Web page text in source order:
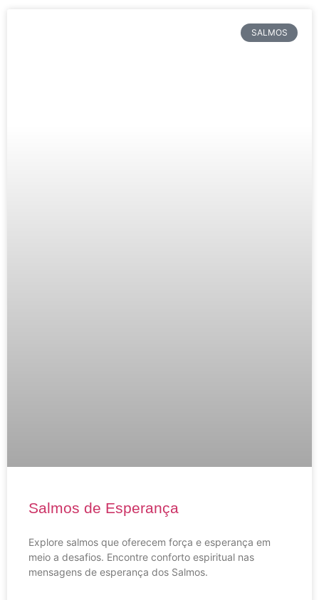
SALMOS
Salmos de Esperança
Explore salmos que oferecem força e esperança em
meio a desafios. Encontre conforto espiritual nas
mensagens de esperança dos Salmos.